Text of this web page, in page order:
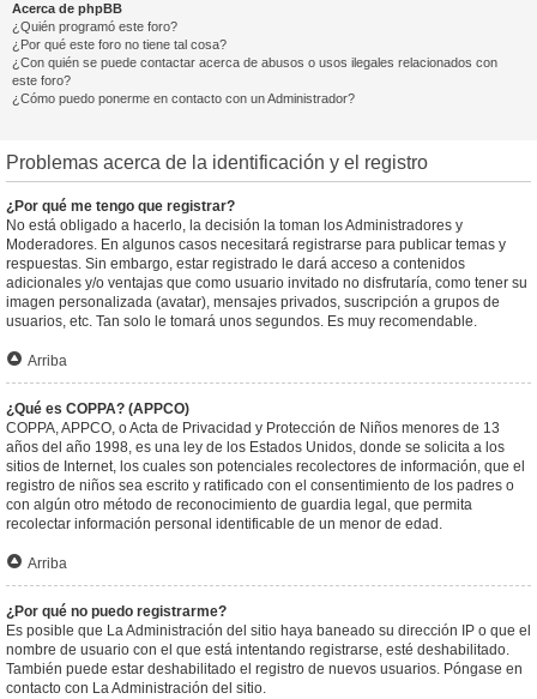
Acerca de phpBB
¿Quién programó este foro?
¿Por qué este foro no tiene tal cosa?
¿Con quién se puede contactar acerca de abusos o usos ilegales relacionados con
este foro?
¿Cómo puedo ponerme en contacto con un Administrador?
Problemas acerca de la identificación y el registro
¿Por qué me tengo que registrar?
No está obligado a hacerlo, la decisión la toman los Administradores y
Moderadores. En algunos casos necesitará registrarse para publicar temas y
respuestas. Sin embargo, estar registrado le dará acceso a contenidos
adicionales y/o ventajas que como usuario invitado no disfrutaría, como tener su
imagen personalizada (avatar), mensajes privados, suscripción a grupos de
usuarios, etc. Tan solo le tomará unos segundos. Es muy recomendable.
Arriba
¿Qué es COPPA? (APPCO)
COPPA, APPCO, o Acta de Privacidad y Protección de Niños menores de 13
años del año 1998, es una ley de los Estados Unidos, donde se solicita a los
sitios de Internet, los cuales son potenciales recolectores de información, que el
registro de niños sea escrito y ratificado con el consentimiento de los padres o
con algún otro método de reconocimiento de guardia legal, que permita
recolectar información personal identificable de un menor de edad.
Arriba
¿Por qué no puedo registrarme?
Es posible que La Administración del sitio haya baneado su dirección IP o que el
nombre de usuario con el que está intentando registrarse, esté deshabilitado.
También puede estar deshabilitado el registro de nuevos usuarios. Póngase en
contacto con La Administración del sitio.